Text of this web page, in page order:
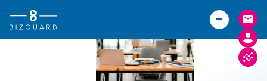
TPE
Agriculteurs (Bizouard)
PME